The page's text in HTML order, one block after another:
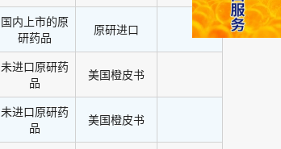
国内上市的原
研药品
原研进口
未进口原研药
品
美国橙皮书
未进口原研药
品
美国橙皮书